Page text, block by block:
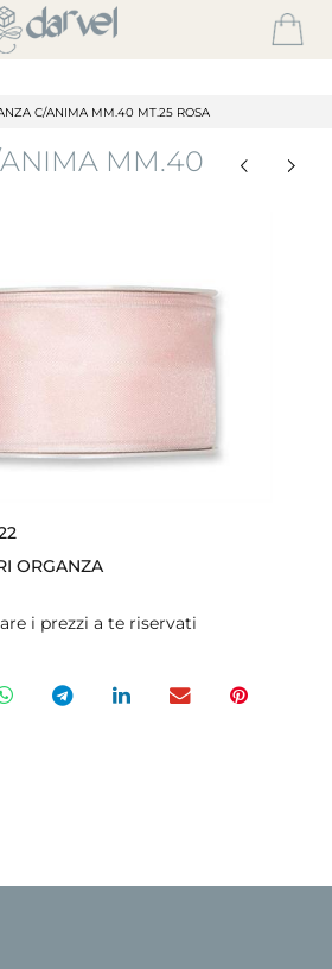
C/ANIMA MM.40 MT.25 ROSA
MM.40
ORGANZA
i prezzi a te riservati